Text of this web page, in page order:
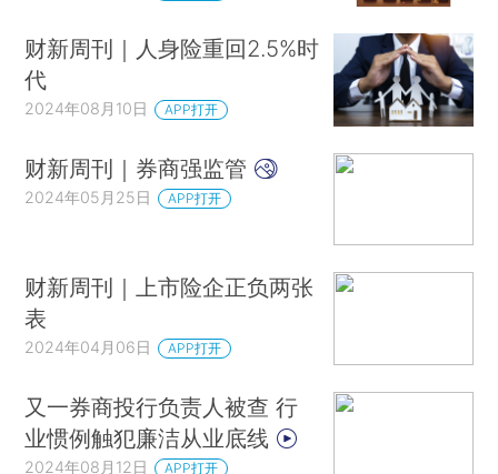
财新周刊｜人身险重回2.5%时
代
2024年08月10日 APP打开
财新周刊｜券商强监管
2024年05月25日 APP打开
财新周刊｜上市险企正负两张
表
2024年04月06日 APP打开
又一券商投行负责人被查 行
业惯例触犯廉洁从业底线
2024年08月12日 APP打开